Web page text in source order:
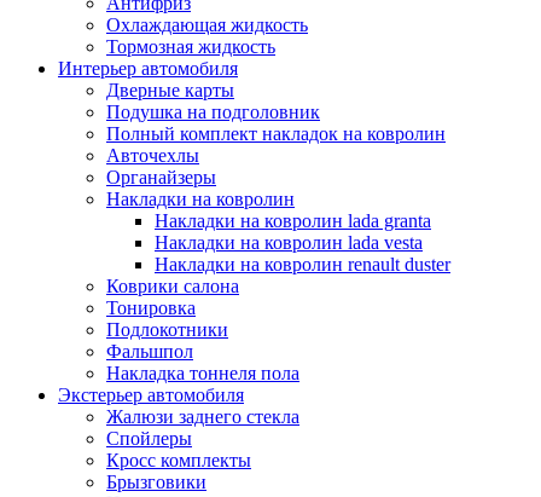
Охлаждающая жидкость
Тормозная жидкость
Интерьер автомобиля
Дверные карты
Подушка на подголовник
Полный комплект накладок на ковролин
Авточехлы
Органайзеры
Накладки на ковролин
Накладки на ковролин lada granta
Накладки на ковролин lada vesta
Накладки на ковролин renault duster
Коврики салона
Тонировка
Подлокотники
Фальшпол
Накладка тоннеля пола
Экстерьер автомобиля
Жалюзи заднего стекла
Спойлеры
Кросс комплекты
Брызговики